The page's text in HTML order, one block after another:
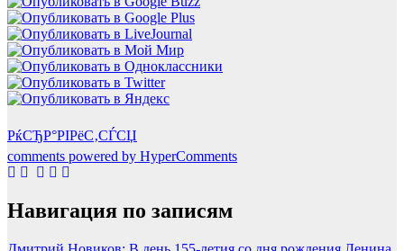
РќСЂР°РІРёС‚СЃСЏ
comments powered by HyperComments
Навигация по записям